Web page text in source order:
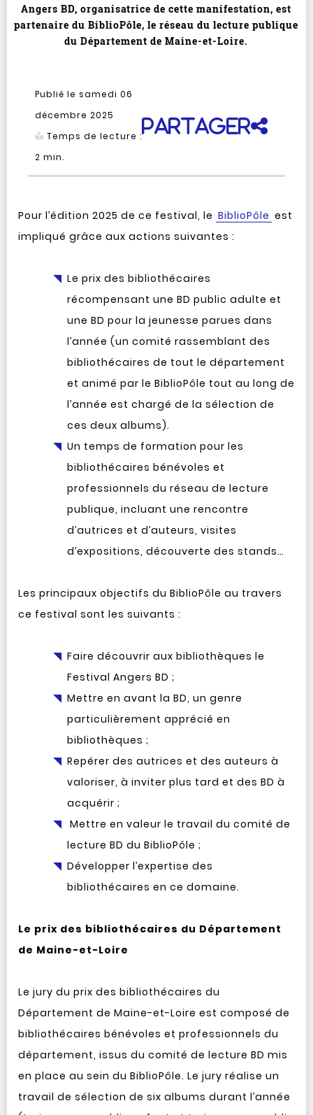
Angers BD, organisatrice de cette manifestation, est
partenaire du BiblioPôle, le réseau du lecture publique
du Département de Maine-et-Loire.
Publié le samedi 06
décembre 2025
Temps de lecture :
2 min.
Partager
Pour l’édition 2025 de ce festival, le BiblioPôle est
impliqué grâce aux actions suivantes :
Le prix des bibliothécaires
récompensant une BD public adulte et
une BD pour la jeunesse parues dans
l’année (un comité rassemblant des
bibliothécaires de tout le département
et animé par le BiblioPôle tout au long de
l’année est chargé de la sélection de
ces deux albums).
Un temps de formation pour les
bibliothécaires bénévoles et
professionnels du réseau de lecture
publique, incluant une rencontre
d’autrices et d’auteurs, visites
d’expositions, découverte des stands…
Les principaux objectifs du BiblioPôle au travers
ce festival sont les suivants :
Faire découvrir aux bibliothèques le
Festival Angers BD ;
Mettre en avant la BD, un genre
particulièrement apprécié en
bibliothèques ;
Repérer des autrices et des auteurs à
valoriser, à inviter plus tard et des BD à
acquérir ;
Mettre en valeur le travail du comité de
lecture BD du BiblioPôle ;
Développer l’expertise des
bibliothécaires en ce domaine.
Le prix des bibliothécaires du Département
de Maine-et-Loire
Le jury du prix des bibliothécaires du
Département de Maine-et-Loire est composé de
bibliothécaires bénévoles et professionnels du
département, issus du comité de lecture BD mis
en place au sein du BiblioPôle. Le jury réalise un
travail de sélection de six albums durant l’année